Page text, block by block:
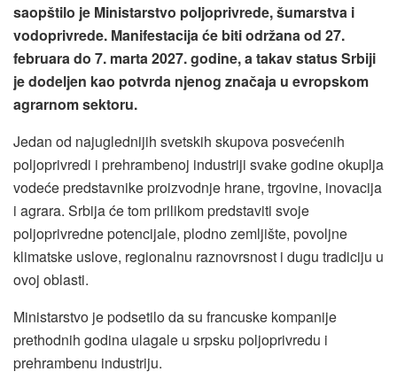
saopštilo je Ministarstvo poljoprivrede, šumarstva i
vodoprivrede. Manifestacija će biti održana od 27.
februara do 7. marta 2027. godine, a takav status Srbiji
je dodeljen kao potvrda njenog značaja u evropskom
agrarnom sektoru.
Jedan od najuglednijih svetskih skupova posvećenih
poljoprivredi i prehrambenoj industriji svake godine okuplja
vodeće predstavnike proizvodnje hrane, trgovine, inovacija
i agrara. Srbija će tom prilikom predstaviti svoje
poljoprivredne potencijale, plodno zemljište, povoljne
klimatske uslove, regionalnu raznovrsnost i dugu tradiciju u
ovoj oblasti.
Ministarstvo je podsetilo da su francuske kompanije
prethodnih godina ulagale u srpsku poljoprivredu i
prehrambenu industriju.